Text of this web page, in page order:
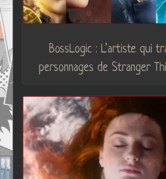
BossLogic : L’artiste qui
personnages de Stranger